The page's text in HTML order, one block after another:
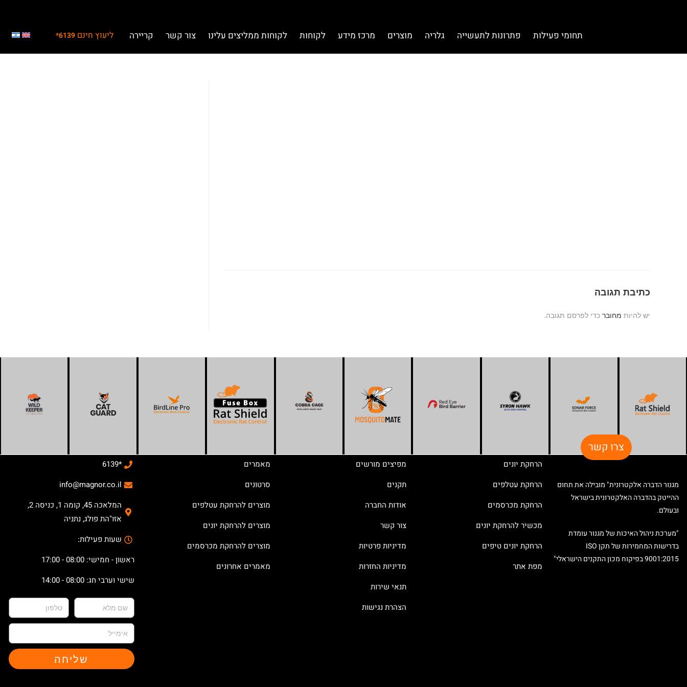
תחומי פעילות פתרונות לתעשייה גלריה מוצרים מרכז מידע לקוחות לקוחות ממליצים עלינו צור קשר קריירה ליעוץ חינם6139*
כתיבת תגובה
יש להיות מחובר כדי לפרסם תגובה.
צרו קשר
מגנור הדברה אלקטרונית" מובילה את תחום
ההייטק בהדברה האלקטרונית בישראל
ובעולם.
"מערכת ניהול האיכות של מגנור עומדת
בדרישות המחמירות של תקן ISO
9001:2015 בפיקוח מכון התקנים הישראלי"
הרחקת יונים
הרחקת עטלפים
הרחקת מכרסמים
מכשיר להרחקת יונים
הרחקת יונים טיפים
מפת אתר
מפיצים מורשים
תקנים
אודות החברה
צור קשר
מדיניות פרטיות
מדיניות החזרות
תנאי שירות
הצהרת נגישות
מאמרים
סרטונים
מוצרים להרחקת עטלפים
מוצרים להרחקת יונים
מוצרים להרחקת מכרסמים
מאמרים אחרונים
*6139
info@magnor.co.il
המלאכה 45, קומה 1, כניסה 2,
אזו"הת פולג, נתניה
שעות פעילות:
ראשון - חמישי: 08:00 - 17:00
שישי וערבי חג: 08:00 - 14:00
שליחה